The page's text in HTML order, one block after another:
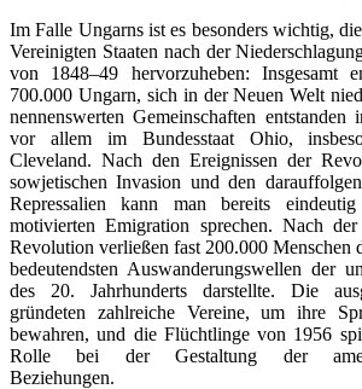
Im Falle Ungarns ist es besonders wichtig,
Vereinigten Staaten nach der
von 1848–49 hervorzuheben: Insgesamt
700.000 Ungarn, sich in der Neuen Welt
nennenswerten Gemeinschaften entstanden
vor allem im Bundesstaat Ohio,
Cleveland. Nach den Ereignissen der
sowjetischen Invasion und den
Repressalien kann man bereits
motivierten Emigration sprechen. Nach
Revolution verließen fast 200.000 Menschen
bedeutendsten Auswanderungswellen der
des 20. Jahrhunderts darstellte. Die
gründeten zahlreiche Vereine, um ihre
bewahren, und die Flüchtlinge von 1956
Rolle bei der Gestaltung der
Beziehungen.